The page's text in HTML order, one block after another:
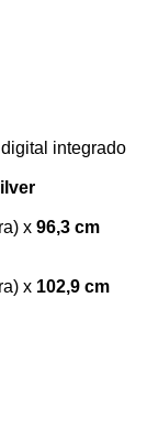
integrado
x 96,3 cm
x 102,9 cm